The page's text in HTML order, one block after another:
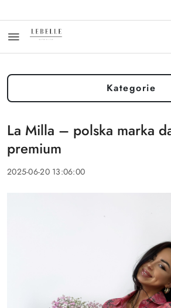
Kategorie
La Milla – polska marka
premium
2025-06-20 13:06:00